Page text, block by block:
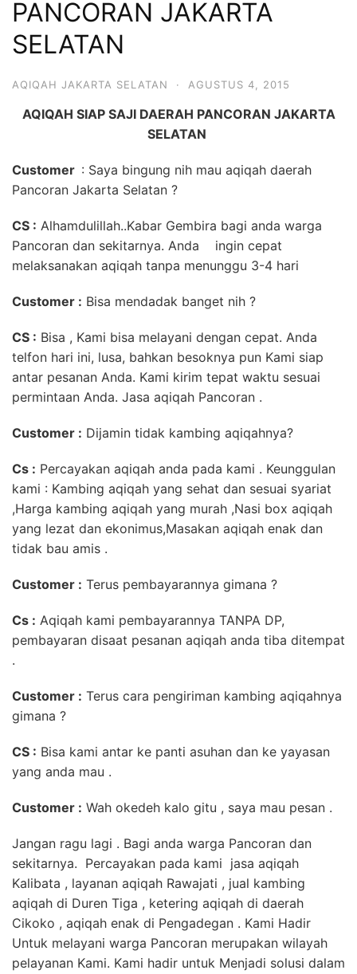
6713
PANCORAN JAKARTA
SELATAN
AQIQAH JAKARTA SELATAN · AGUSTUS 4, 2015
AQIQAH SIAP SAJI DAERAH PANCORAN JAKARTA
SELATAN
Customer : Saya bingung nih mau aqiqah daerah
Pancoran Jakarta Selatan ?
CS : Alhamdulillah..Kabar Gembira bagi anda warga
Pancoran dan sekitarnya. Anda ingin cepat
melaksanakan aqiqah tanpa menunggu 3-4 hari
Customer : Bisa mendadak banget nih ?
CS : Bisa , Kami bisa melayani dengan cepat. Anda
telfon hari ini, lusa, bahkan besoknya pun Kami siap
antar pesanan Anda. Kami kirim tepat waktu sesuai
permintaan Anda. Jasa aqiqah Pancoran .
Customer : Dijamin tidak kambing aqiqahnya?
Cs : Percayakan aqiqah anda pada kami . Keunggulan
kami : Kambing aqiqah yang sehat dan sesuai syariat
,Harga kambing aqiqah yang murah ,Nasi box aqiqah
yang lezat dan ekonimus,Masakan aqiqah enak dan
tidak bau amis .
Customer : Terus pembayarannya gimana ?
Cs : Aqiqah kami pembayarannya TANPA DP,
pembayaran disaat pesanan aqiqah anda tiba ditempat
.
Customer : Terus cara pengiriman kambing aqiqahnya
gimana ?
CS : Bisa kami antar ke panti asuhan dan ke yayasan
yang anda mau .
Customer : Wah okedeh kalo gitu , saya mau pesan .
Jangan ragu lagi . Bagi anda warga Pancoran dan
sekitarnya. Percayakan pada kami jasa aqiqah
Kalibata , layanan aqiqah Rawajati , jual kambing
aqiqah di Duren Tiga , ketering aqiqah di daerah
Cikoko , aqiqah enak di Pengadegan . Kami Hadir
Untuk melayani warga Pancoran merupakan wilayah
pelayanan Kami. Kami hadir untuk Menjadi solusi dalam